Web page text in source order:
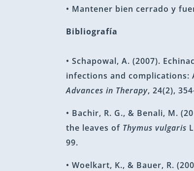
• Mantener bien cerrado y
Bibliografía
• Schapowal, A. (2007).
infections and
Advances in Therapy, 24(2),
• Bachir, R. G., & Benali, M.
the leaves of Thymus vulgaris
99.
• Woelkart, K., & Bauer, R.